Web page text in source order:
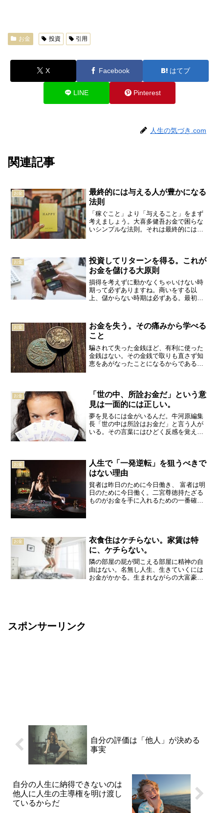
お金 投資 引用
X Facebook はてブ
LINE Pinterest
人生の気づき.com
関連記事
お金
最終的には与える人が豊かになる
法則
「稼ぐこと」より「与えること」をまず
考えましょう。大喜多健吾お金で困らな
いシンプルな法則。それは最終的には
存在している例外は実際にあ...
お金
投資してリターンを得る。これが
お金を儲ける大原則
損得を考えずに動かなくちゃいけない時
期って必ずありますね。商いをする以
上、儲からない時期は必ずある。最初に
い。今よりもっと収入をアップさせた
い。それなら宝くじが大当たりを...
お金
お金を失う。その痛みから学べる
こと
騙されて失った金銭ほど、有利に使った
金銭はない。その金銭で取りも直さず知
恵をあがなったことになるからである。
のがある、と。それは知恵...
お金
「世の中、所詮お金だ」という意
見は一面的には正しい。
夢を見るには金がいるんだ。牛河原編集
長「世の中は所詮はお金だ」と言う人が
いる。その言葉にはひどく反感を覚える
事を得るためには教育費と...
お金
人生で「一発逆転」を狙うべきで
はない理由
貧者は昨日のために今日働き、 富者は明
日のために今日働く。二宮尊徳持たざる
ものがお金を手に入れるための一番確実
お金
衣食住はケチらない。家賃は特
に、ケチらない。
隣の部屋の屁が聞こえる部屋に精神の自
由はない。名無し人生、生きていくには
お金がかかる。生まれながらの大富豪で
スポンサーリンク
自分の評価は「他人」が決める
事実
自分の人生に納得できないのは
他人に人生の主導権を明け渡し
ているからだ